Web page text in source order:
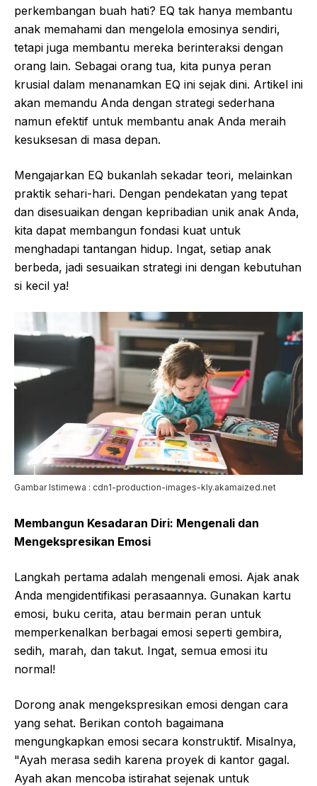
perkembangan buah hati? EQ tak hanya membantu
anak memahami dan mengelola emosinya sendiri,
tetapi juga membantu mereka berinteraksi dengan
orang lain. Sebagai orang tua, kita punya peran
krusial dalam menanamkan EQ ini sejak dini. Artikel ini
akan memandu Anda dengan strategi sederhana
namun efektif untuk membantu anak Anda meraih
kesuksesan di masa depan.
Mengajarkan EQ bukanlah sekadar teori, melainkan
praktik sehari-hari. Dengan pendekatan yang tepat
dan disesuaikan dengan kepribadian unik anak Anda,
kita dapat membangun fondasi kuat untuk
menghadapi tantangan hidup. Ingat, setiap anak
berbeda, jadi sesuaikan strategi ini dengan kebutuhan
si kecil ya!
Gambar Istimewa : cdn1-production-images-kly.akamaized.net
Membangun Kesadaran Diri: Mengenali dan
Mengekspresikan Emosi
Langkah pertama adalah mengenali emosi. Ajak anak
Anda mengidentifikasi perasaannya. Gunakan kartu
emosi, buku cerita, atau bermain peran untuk
memperkenalkan berbagai emosi seperti gembira,
sedih, marah, dan takut. Ingat, semua emosi itu
normal!
Dorong anak mengekspresikan emosi dengan cara
yang sehat. Berikan contoh bagaimana
mengungkapkan emosi secara konstruktif. Misalnya,
"Ayah merasa sedih karena proyek di kantor gagal.
Ayah akan mencoba istirahat sejenak untuk